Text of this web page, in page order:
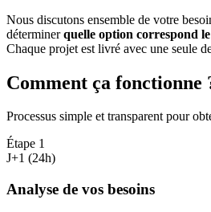
Nous discutons ensemble de votre
déterminerquelle option correspond
Chaque projet est livré avec une seule
Comment ça fonctionne
Processus simple et transparent pour
Étape 1
J+1 (24h)
Analyse de vos besoins